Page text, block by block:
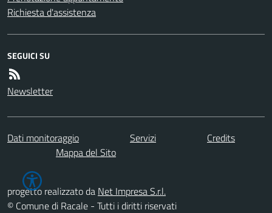
Richiesta d'assistenza
SEGUICI SU
Newsletter
Dati monitoraggio Servizi
Credits
Mappa del Sito
progetto realizzato da Net Impresa S.r.l.
© Comune di Racale - Tutti i diritti riservati